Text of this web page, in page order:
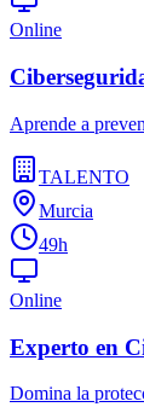
Online
Aprende a
TALENTO
Murcia
49h
Online
Experto en
Domina la